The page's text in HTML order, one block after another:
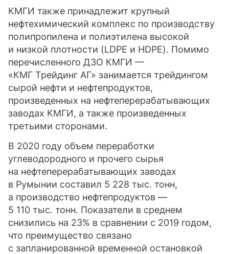
КМГИ также принадлежит крупный
нефтехимический комплекс по производству
полипропилена и полиэтилена высокой
и низкой плотности (LDPE и HDPE). Помимо
перечисленного ДЗО КМГИ —
«КМГ Трейдинг АГ» занимается трейдингом
сырой нефти и нефтепродуктов,
произведенных на нефтеперерабатывающих
заводах КМГИ, а также произведенных
третьими сторонами.
В 2020 году объем переработки
углеводородного и прочего сырья
на нефтеперерабатывающих заводах
в Румынии составил 5 228 тыс. тонн,
а производство нефтепродуктов —
5 110 тыс. тонн. Показатели в среднем
снизились на 23% в сравнении с 2019 годом,
что преимущество связано
с запланированной временной остановкой